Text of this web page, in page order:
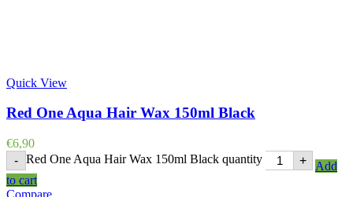
Quick View
Red One Aqua Hair Wax 150ml Black
€6,90
- Red One Aqua Hair Wax 150ml Black quantity +
Add
to cart
Compare